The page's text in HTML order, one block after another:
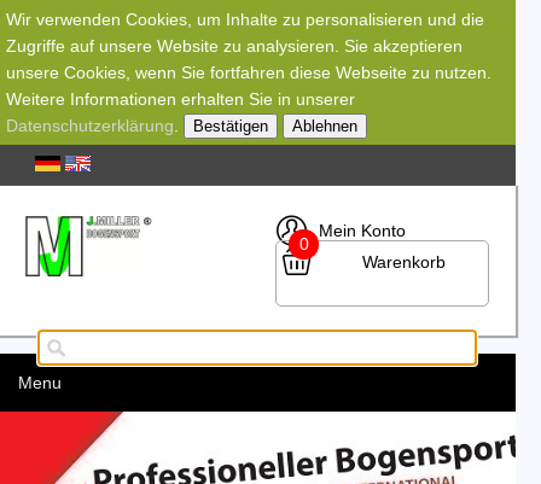
Wir verwenden Cookies, um Inhalte zu personalisieren und die
Zugriffe auf unsere Website zu analysieren. Sie akzeptieren
unsere Cookies, wenn Sie fortfahren diese Webseite zu nutzen.
Weitere Informationen erhalten Sie in unserer
Datenschutzerklärung
Bestätigen Ablehnen
Mein Konto
0
Warenkorb
Menu